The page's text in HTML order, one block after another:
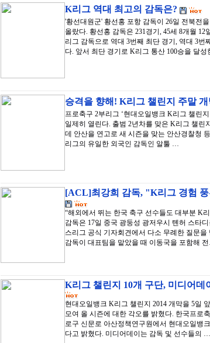
K리그 역대 최고의 감독은?
'황선대원군' 황선홍 포항 감독이 26일 전북전
올랐다. 황선홍 감독은 231경기, 45세 8개월
리그 감독으로 역대 3번째 최단 경기, 역대 3번
다. 앞서 최단 경기로 K리그 통산 100승을 달
승격을 향해! K리그 챌린지 주말
프로축구 2부리그 ‘현대오일뱅크 K리그 챌린
일제히 열린다. 출범 2년차를 맞은 K리그 챌린
데 안산을 연고로 새 시즌을 맞는 안산경찰청
리그의 유일한 외국인 감독인 알툴 …
[ACL]최강희 감독, "K리그 경험
“해외에서 뛰는 한국 축구 선수들도 대부분 K
감독은 17일 중국 광둥성 광저우시 톈허 스타
스리그 공식 기자회견에서 다소 무례한 질문을
감독이 대표팀을 맡았을 때 이동국을 포함해
K리그 챌린지 10개 구단, 미디어
현대오일뱅크 K리그 챌린지 2014 개막을 5일
모여 올 시즌에 대한 각오를 밝혔다. 한국프로
로구 신문로 아산정책연구원에서 현대오일뱅
다고 밝혔다. 미디어데이는 감독 및 선수들의 …